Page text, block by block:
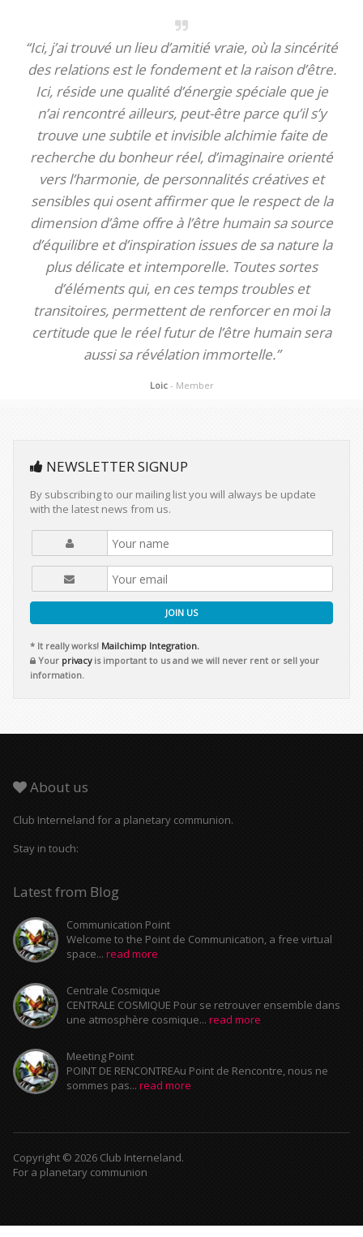
“Ici, j’ai trouvé un lieu d’amitié vraie, où la sincérité
des relations est le fondement et la raison d’être.
Ici, réside une qualité d’énergie spéciale que je
n’ai rencontré ailleurs, peut-être parce qu’il s’y
trouve une subtile et invisible alchimie faite de
recherche du bonheur réel, d’imaginaire orienté
vers l’harmonie, de personnalités créatives et
sensibles qui osent affirmer que le respect de la
dimension d’âme offre à l’être humain sa source
d’équilibre et d’inspiration issues de sa nature la
plus délicate et intemporelle. Toutes sortes
d’éléments qui, en ces temps troubles et
transitoires, permettent de renforcer en moi la
certitude que le réel futur de l’être humain sera
aussi sa révélation immortelle.”
Loic - Member
NEWSLETTER SIGNUP
By subscribing to our mailing list you will always be update
with the latest news from us.
JOIN US
* It really works! Mailchimp Integration.
Your privacyis important to us and we will never rent or sell your
information.
About us
Club Interneland for a planetary communion.
Stay in touch:
Latest from Blog
Communication Point
Welcome to the Point de Communication, a free virtual
space... read more
Centrale Cosmique
CENTRALE COSMIQUE Pour se retrouver ensemble dans
une atmosphère cosmique... read more
Meeting Point
POINT DE RENCONTREAu Point de Rencontre, nous ne
sommes pas... read more
Copyright © 2026 Club Interneland.
For a planetary communion